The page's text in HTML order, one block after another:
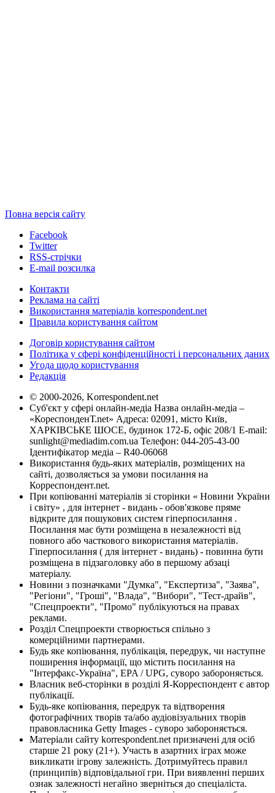
Повна версія сайту
Facebook
Twitter
RSS-стрічки
E-mail розсилка
Контакти
Реклама на сайті
Використання матеріалів korrespondent.net
Правила користування сайтом
Договір користування сайтом
Політика у сфері конфіденційності і персональних даних
Угода щодо користування
Редакція
© 2000-2026, Korrespondent.net
Суб'єкт у сфері онлайн-медіа Назва онлайн-медіа –
«КореспонденТ.net» Адреса: 02091, місто Київ,
ХАРКІВСЬКЕ ШОСЕ, будинок 172-Б, офіс 208/1 E-mail:
sunlight@mediadim.com.ua Телефон: 044-205-43-00
Ідентифікатор медіа – R40-06068
Використання будь-яких матеріалів, розміщених на
сайті, дозволяється за умови посилання на
Корреспондент.net.
При копіюванні матеріалів зі сторінки « Новини України
і світу» , для інтернет - видань - обов'язкове пряме
відкрите для пошукових систем гіперпосилання .
Посилання має бути розміщена в незалежності від
повного або часткового використання матеріалів.
Гіперпосилання ( для інтернет - видань) - повинна бути
розміщена в підзаголовку або в першому абзаці
матеріалу.
Новини з позначками "Думка", "Експертиза", "Заява",
"Регіони", "Гроші", "Влада", "Вибори", "Тест-драйв",
"Спецпроекти", "Промо" публікуються на правах
реклами.
Розділ Спецпроекти створюється спільно з
комерційними партнерами.
Будь яке копіювання, публікація, передрук, чи наступне
поширення інформації, що містить посилання на
"Інтерфакс-Україна", EPA / UPG, суворо забороняється.
Власник веб-сторінки в розділі Я-Корреспондент є автор
публікації.
Будь-яке копіювання, передрук та відтворення
фотографічних творів та/або аудіовізуальних творів
правовласника Getty Images - суворо забороняється.
Матеріали сайту korrespondent.net призначені для осіб
старше 21 року (21+). Участь в азартних іграх може
викликати ігрову залежність. Дотримуйтесь правил
(принципів) відповідальної гри. При виявленні перших
ознак залежності негайно зверніться до спеціаліста.